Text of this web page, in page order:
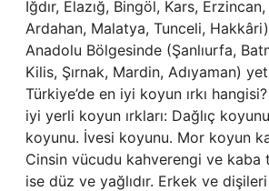
Iğdır, Elazığ, Bingöl, Kars,
Ardahan, Malatya, Tunceli,
Anadolu Bölgesinde (Şanlıurfa,
Kilis, Şırnak, Mardin, Adıyaman)
Türkiye’de en iyi koyun ırkı
iyi yerli koyun ırkları: Dağlıç
koyunu. İvesi koyunu. Mor koyun
Cinsin vücudu kahverengi ve kaba
ise düz ve yağlıdır. Erkek ve